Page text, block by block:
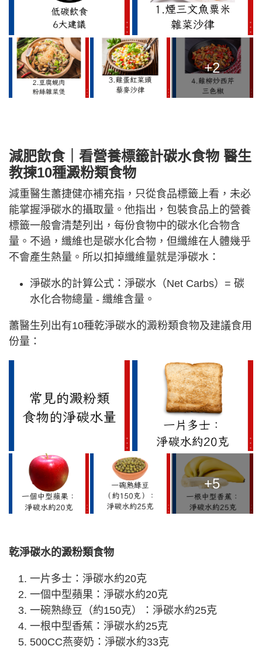
+2
減肥飲食｜看營養標籤計碳水食物 醫生
教揀10種澱粉類食物
減重醫生蕭捷健亦補充指，只從食品標籤上看，未必
能掌握淨碳水的攝取量。他指出，包裝食品上的營養
標籤一般會清楚列出，每份食物中的碳水化合物含
量。不過，纖維也是碳水化合物，但纖維在人體幾乎
不會產生熱量。所以扣掉纖維量就是淨碳水：
淨碳水的計算公式：淨碳水（Net Carbs）= 碳
水化合物總量 - 纖維含量。
蕭醫生列出有10種乾淨碳水的澱粉類食物及建議食用
份量：
+5
乾淨碳水的澱粉類食物
一片多士：淨碳水約20克
一個中型蘋果：淨碳水約20克
一碗熟綠豆（約150克）：淨碳水約25克
一根中型香蕉：淨碳水約25克
500CC燕麥奶：淨碳水約33克